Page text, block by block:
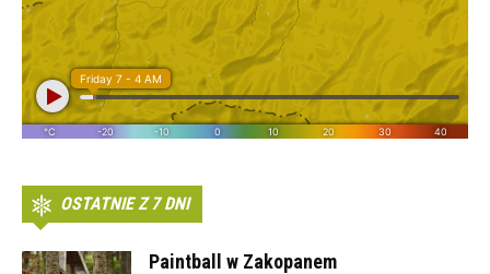
OSTATNIE Z 7 DNI
Paintball w Zakopanem